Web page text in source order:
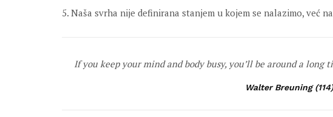
5. Naša svrha nije definirana stanjem u kojem se nalazimo, već
If you keep your mind and body busy, you’ll be around a long
Walter Breuning (114)